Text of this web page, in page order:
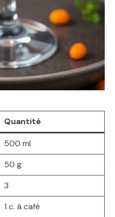
Quantité
500 ml
50 g
3
1 c. à café